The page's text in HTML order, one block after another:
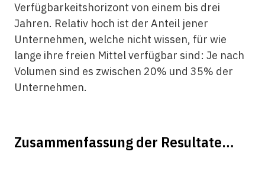
Verfügbarkeitshorizont von einem bis drei
Jahren. Relativ hoch ist der Anteil jener
Unternehmen, welche nicht wissen, für wie
lange ihre freien Mittel verfügbar sind: Je nach
Volumen sind es zwischen 20% und 35% der
Unternehmen.
Zusammenfassung der Resultate…